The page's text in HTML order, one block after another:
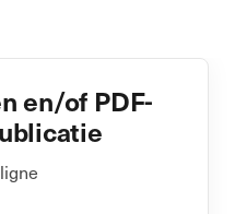
en/of PDF-